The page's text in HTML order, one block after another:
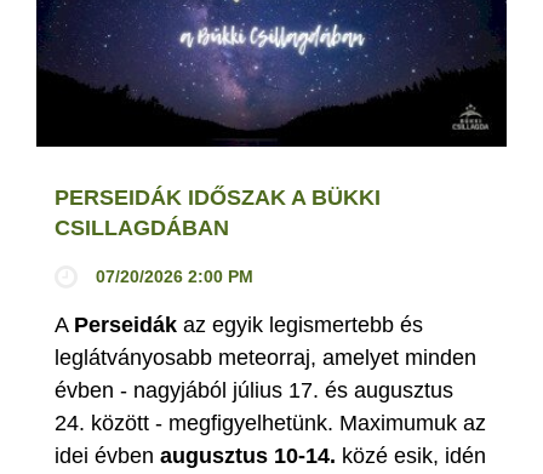
PERSEIDÁK IDŐSZAK A BÜKKI
CSILLAGDÁBAN
07/20/2026 2:00 PM
A Perseidák az egyik legismertebb és
leglátványosabb meteorraj, amelyet minden
évben - nagyjából július 17. és augusztus
24. között - megfigyelhetünk. Maximumuk az
idei évben augusztus 10-14. közé esik, idén